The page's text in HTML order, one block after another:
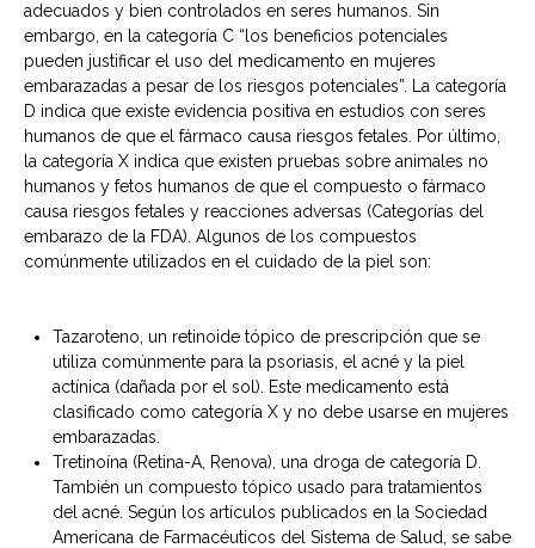
adecuados y bien controlados en seres humanos. Sin
embargo, en la categoría C “los beneficios potenciales
pueden justificar el uso del medicamento en mujeres
embarazadas a pesar de los riesgos potenciales”. La categoría
D indica que existe evidencia positiva en estudios con seres
humanos de que el fármaco causa riesgos fetales. Por último,
la categoría X indica que existen pruebas sobre animales no
humanos y fetos humanos de que el compuesto o fármaco
causa riesgos fetales y reacciones adversas (Categorías del
embarazo de la FDA). Algunos de los compuestos
comúnmente utilizados en el cuidado de la piel son:
Tazaroteno, un retinoide tópico de prescripción que se
utiliza comúnmente para la psoriasis, el acné y la piel
actínica (dañada por el sol). Este medicamento está
clasificado como categoría X y no debe usarse en mujeres
embarazadas.
Tretinoína (Retina-A, Renova), una droga de categoría D.
También un compuesto tópico usado para tratamientos
del acné. Según los artículos publicados en la Sociedad
Americana de Farmacéuticos del Sistema de Salud, se sabe